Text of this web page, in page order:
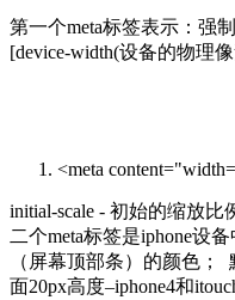
第一个meta标签表示：强
[device-width(设备的物理
<meta
initial-scale - 初始的缩放
二个meta标签是iphone设
（屏幕顶部条）的颜色；
面20px高度–iphone4和